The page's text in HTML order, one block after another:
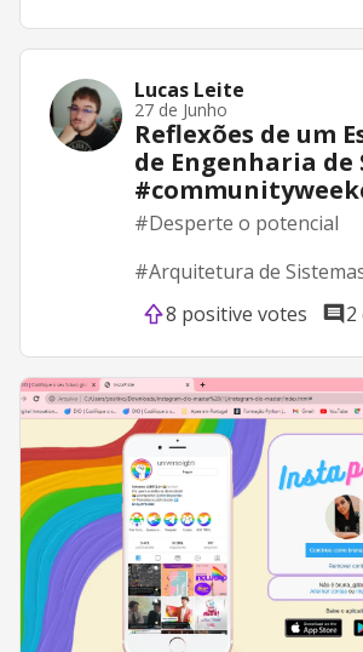
Lucas Leite
27 de Junho
Reflexões de um
de Engenharia
#Desperte o potencial
#Arquitetura de
8 positive votes
2